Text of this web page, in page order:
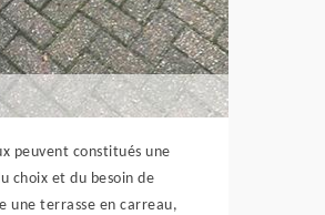
peuvent constitués une
choix et du besoin de
une terrasse en carreau,